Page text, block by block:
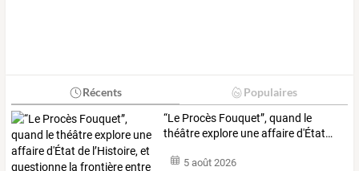
Récents Populaires
“Le Procès Fouquet”,quand le
théâtreexplore uneaffaired'État…
5 août 2026